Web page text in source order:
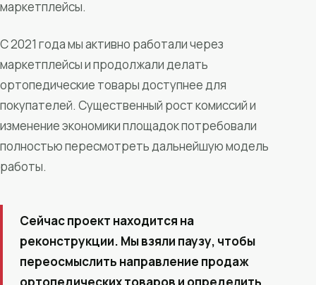
маркетплейсы.
С 2021 года мы активно работали через
маркетплейсы и продолжали делать
ортопедические товары доступнее для
покупателей. Существенный рост комиссий и
изменение экономики площадок потребовали
полностью пересмотреть дальнейшую модель
работы.
Сейчас проект находится на
реконструкции. Мы взяли паузу, чтобы
переосмыслить направление продаж